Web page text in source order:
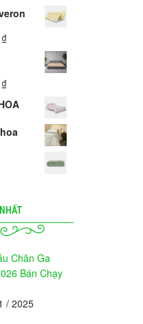
₫
₫
Chăn Ga
Bán Chạy
/ 2025